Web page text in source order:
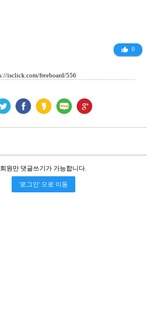
thumb_up_alt 0
회원만 댓글쓰기가 가능합니다.
'로그인' 으로 이동